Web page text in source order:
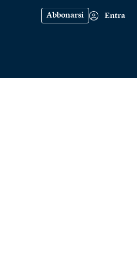
Abbonarsi Entra